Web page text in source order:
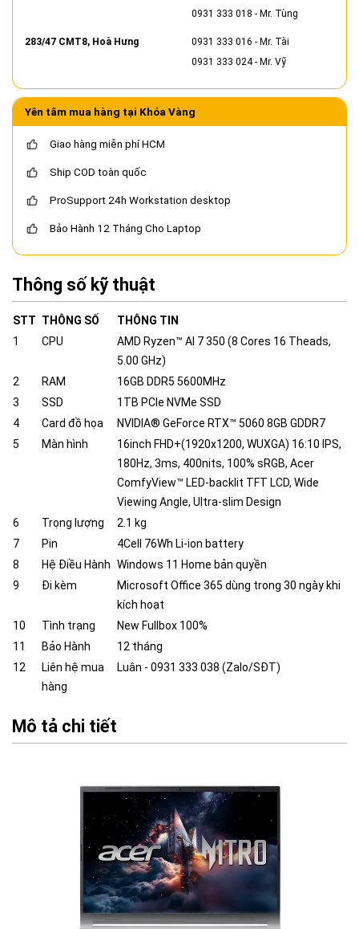
0931 333 018 - Mr. Tùng
283/47 CMT8, Hoà Hưng 0931 333 016 - Mr. Tài
0931 333 024- Mr. Vỹ
Yên tâm mua hàng tại Khóa Vàng
Giao hàng miễn phí HCM
Ship COD toàn quốc
ProSupport 24h Workstation desktop
Bảo Hành 12 Tháng Cho Laptop
Thông số kỹ thuật
STT THÔNG SỐ
THÔNG TIN
1
CPU
AMD Ryzen™ AI 7 350 (8 Cores 16 Theads,
5.00 GHz)
2
RAM
16GB DDR5 5600MHz
3
SSD
1TB PCIe NVMe SSD
4
Card đồ họa
NVIDIA® GeForce RTX™ 5060 8GB GDDR7
5
Màn hình
16inch FHD+(1920x1200, WUXGA) 16:10 IPS,
180Hz, 3ms, 400nits, 100% sRGB, Acer
ComfyView™ LED-backlit TFT LCD, Wide
Viewing Angle, Ultra-slim Design
6
Trọng lượng
2.1 kg
7
Pin
4Cell 76Wh Li-ion battery
8
Hệ Điều Hành Windows 11 Home bản quyền
9
Đi kèm
Microsoft Office 365 dùng trong 30 ngày khi
kích hoạt
10
Tình trạng
New Fullbox 100%
11
Bảo Hành
12 tháng
12
Liên hệ mua
hàng
Luân - 0931 333 038 (Zalo/SĐT)
Mô tả chi tiết